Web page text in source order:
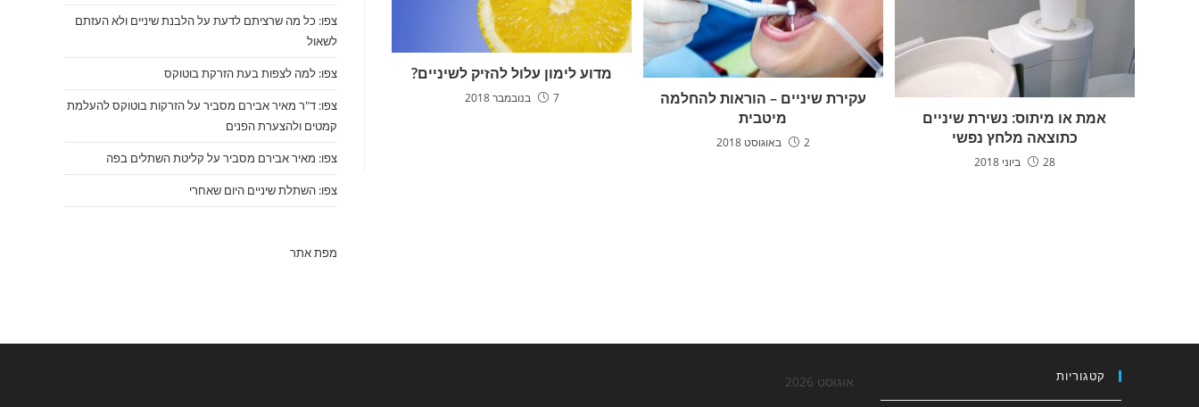
מדוע לימון עלול להזיק לשיניים?
7 בנובמבר 2018
עקירת שיניים – הוראות להחלמה
מיטבית
2 באוגוסט 2018
אמת או מיתוס: נשירת שיניים
כתוצאה מלחץ נפשי
28 ביוני 2018
צפו: כל מה שרציתם לדעת על הלבנת שיניים ולא העזתם
לשאול
צפו: למה לצפות בעת הזרקת בוטוקס
צפו: ד"ר מאיר אבירם מסביר על הזרקות בוטוקס להעלמת
קמטים ולהצערת הפנים
צפו: מאיר אבירם מסביר על קליטת השתלים בפה
צפו: השתלת שיניים היום שאחרי
מפת אתר
קטגוריות
אוגוסט 2026